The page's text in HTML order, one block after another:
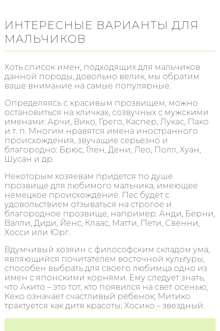
ИНТЕРЕСНЫЕ ВАРИАНТЫ ДЛЯ
МАЛЬЧИКОВ
Хоть список имен, подходящих для мальчиков
данной породы, довольно велик, мы обратим
ваше внимание на самые популярные.
Определяясь с красивым прозвищем, можно
остановиться на кличках, созвучных с мужскими
именами: Арчи, Вико, Грего, Каспер, Лукас, Пако
и т. п. Многим нравятся имена иностранного
происхождения, звучащие серьезно и
благородно: Брюс, Глен, Дени, Лео, Полл, Хуан,
Шусан и др.
Некоторым хозяевам придется по душе
прозвище для любимого мальчика, имеющее
немецкое происхождение. Пес будет с
удовольствием отзываться на строгое и
благородное прозвище, например: Анди, Берни,
Валли, Диди, Йенс, Клаас, Матти, Пети, Свенни,
Хосси или Юрг.
Вдумчивый хозяин с философским складом ума,
являющийся почитателем восточной культуры,
способен выбрать для своего любимца одно из
имен с японскими корнями. Ему следует знать,
что Акито – это тот, кто появился на свет осенью;
Кеко означает счастливый ребенок; Митико
трактуется как дитя красоты; Хосико – звездный.